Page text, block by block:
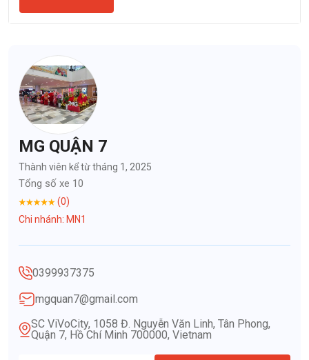
MG QUẬN 7
Thành viên kể từ tháng 1, 2025
Tổng số xe 10
(0)
Chi nhánh: MN1
0399937375
mgquan7@gmail.com
SC ViVoCity, 1058 Đ. Nguyễn Văn Linh, Tân Phong,
Quận 7, Hồ Chí Minh 700000, Vietnam